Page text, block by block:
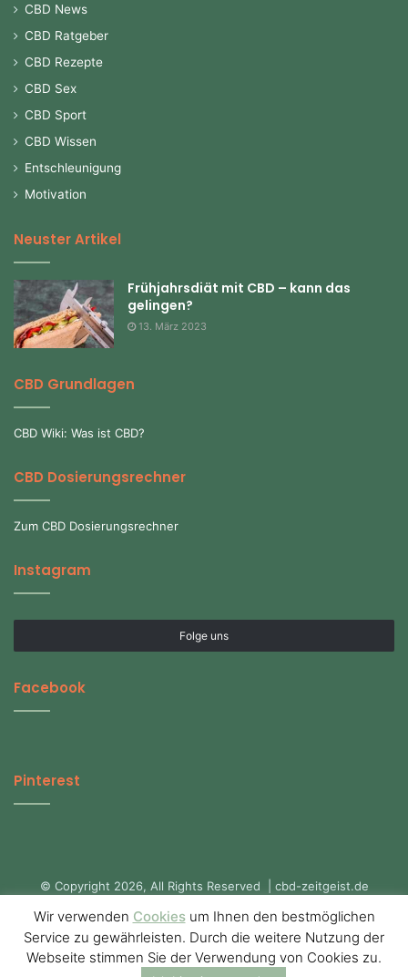
CBD News
CBD Ratgeber
CBD Rezepte
CBD Sex
CBD Sport
CBD Wissen
Entschleunigung
Motivation
Neuster Artikel
Frühjahrsdiät mit CBD – kann das
gelingen?
13. März 2023
CBD Grundlagen
CBD Wiki: Was ist CBD?
CBD Dosierungsrechner
Zum CBD Dosierungsrechner
Instagram
Folge uns
Facebook
Pinterest
© Copyright 2026, All Rights Reserved | cbd-zeitgeist.de
Startseite CBD-Zeitgeist.de
Über uns
Datenschutzerklärung
Impressum
Wir verwenden Cookiesum Ihnen den bestmöglichen
Service zu gewährleisten. Durch die weitere Nutzung der
Webseite stimmen Sie der Verwendung von Cookies zu.